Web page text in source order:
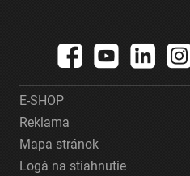
E-SHOP
Reklama
Mapa stránok
Logá na stiahnutie